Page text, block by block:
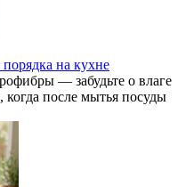
на кухне
— забудьте о влаге
после мытья посуды